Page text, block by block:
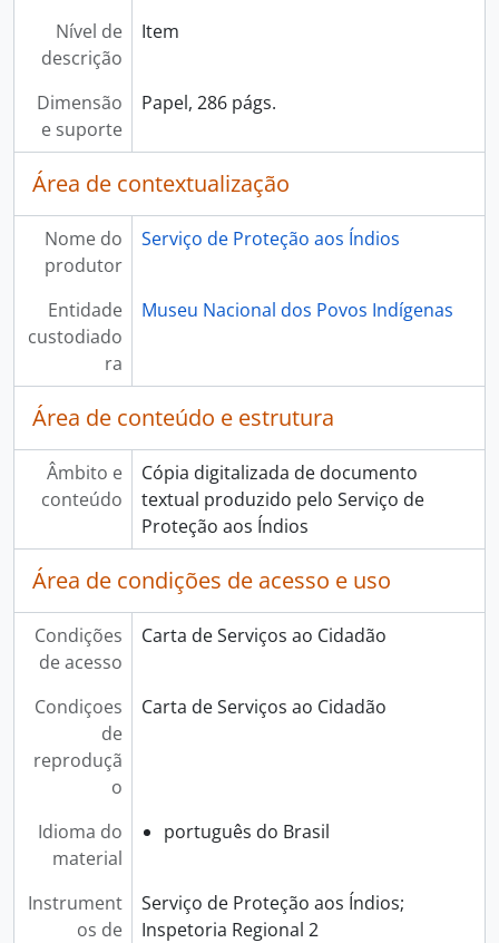
Nível de
descrição
Item
Dimensão
e suporte
Papel, 286 págs.
Área de contextualização
Nome do
produtor
Serviço de Proteção aos Índios
Entidade
custodiado
ra
Museu Nacional dos Povos Indígenas
Área de conteúdo e estrutura
Âmbito e
conteúdo
Cópia digitalizada de documento
textual produzido pelo Serviço de
Proteção aos Índios
Área de condições de acesso e uso
Condições
de acesso
Carta de Serviços ao Cidadão
Condiçoes
de
reproduçã
o
Carta de Serviços ao Cidadão
Idioma do
material
português do Brasil
Instrument
os de
Serviço de Proteção aos Índios;
Inspetoria Regional 2